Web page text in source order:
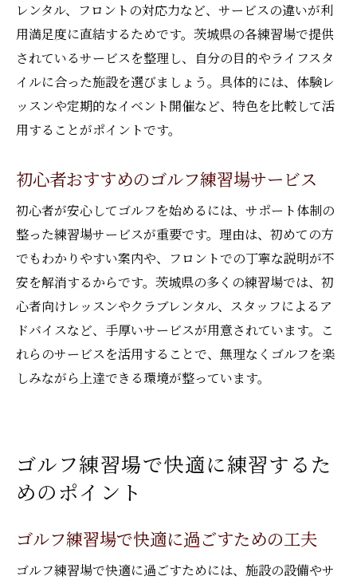
レンタル、フロントの対応力など、サービスの違いが利
用満足度に直結するためです。茨城県の各練習場で提供
されているサービスを整理し、自分の目的やライフスタ
イルに合った施設を選びましょう。具体的には、体験レ
ッスンや定期的なイベント開催など、特色を比較して活
用することがポイントです。
初心者おすすめのゴルフ練習場サービス
初心者が安心してゴルフを始めるには、サポート体制の
整った練習場サービスが重要です。理由は、初めての方
でもわかりやすい案内や、フロントでの丁寧な説明が不
安を解消するからです。茨城県の多くの練習場では、初
心者向けレッスンやクラブレンタル、スタッフによるア
ドバイスなど、手厚いサービスが用意されています。こ
れらのサービスを活用することで、無理なくゴルフを楽
しみながら上達できる環境が整っています。
ゴルフ練習場で快適に練習するた
めのポイント
ゴルフ練習場で快適に過ごすための工夫
ゴルフ練習場で快適に過ごすためには、施設の設備やサ